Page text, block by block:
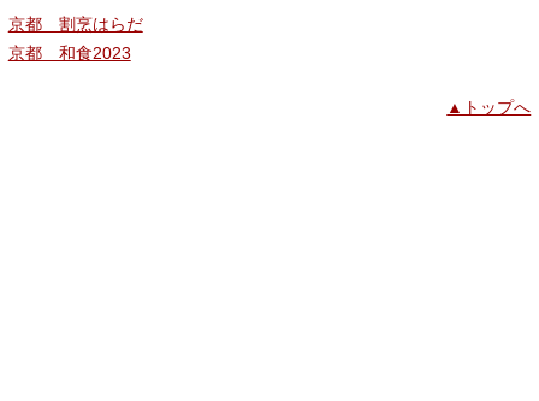
京都 割烹はらだ
京都 和食2023
▲トップへ